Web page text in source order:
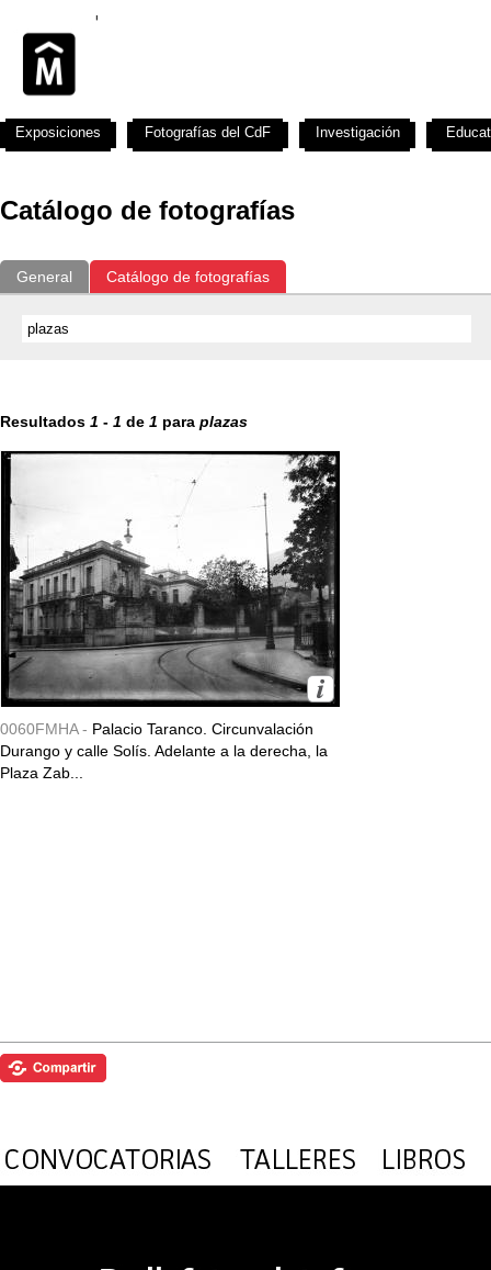
Catálogo de fotografías
General Catálogo de fotografías
Resultados 1 - 1 de 1 para plazas
0060FMHA - Palacio Taranco. Circunvalación
Durango y calle Solís. Adelante a la derecha, la
Plaza Zab...
Exposiciones Fotografías del CdF Investigación